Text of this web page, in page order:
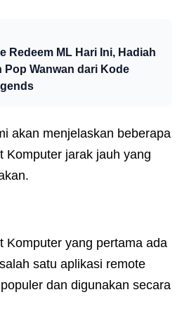
Redeem ML Hari Ini, Hadiah
Pop Wanwan dari Kode
akan menjelaskan beberapa
Komputer jarak jauh yang
Komputer yang pertama ada
satu aplikasi remote
dan digunakan secara